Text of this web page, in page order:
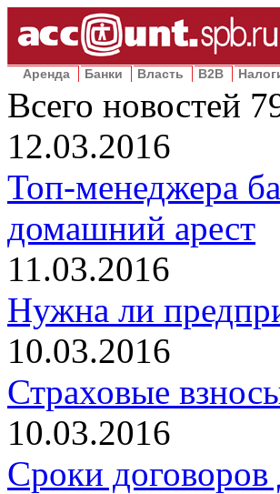
Аренда Банки Власть B2B
Всего новостей
12.03.2016
Топ-менеджера
домашний арест
11.03.2016
Нужна ли
10.03.2016
Страховые
10.03.2016
Сроки договоров